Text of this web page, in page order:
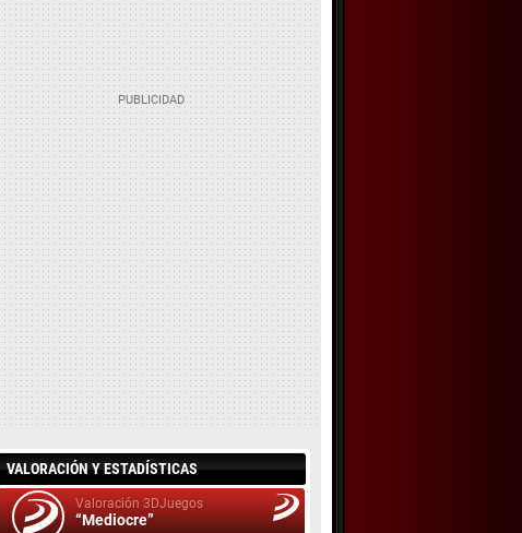
VALORACIÓN Y ESTADÍSTICAS
Valoración 3DJuegos
“Mediocre”